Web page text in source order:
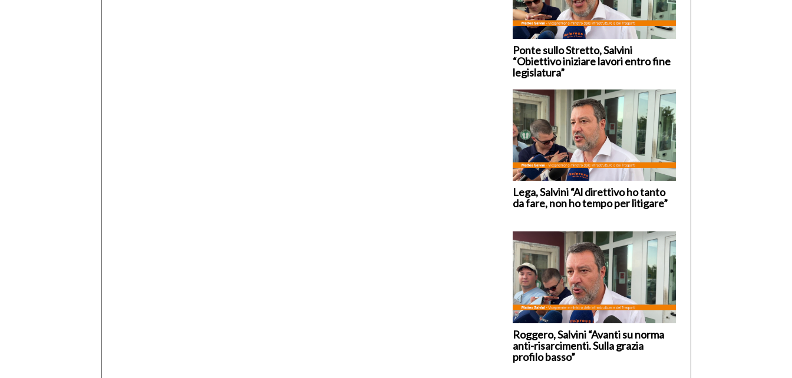
Ponte sullo Stretto, Salvini
“Obiettivo iniziare lavori entro fine
legislatura”
Lega, Salvini “Al direttivo ho tanto
da fare, non ho tempo per litigare”
Roggero, Salvini “Avanti su norma
anti-risarcimenti. Sulla grazia
profilo basso”